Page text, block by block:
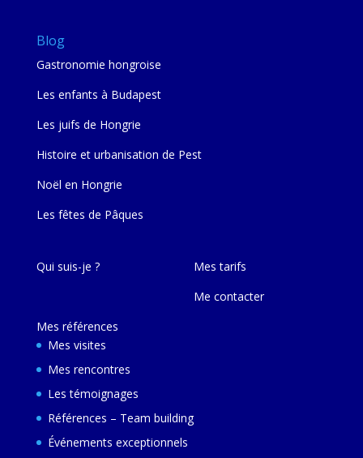
Blog
Gastronomie hongroise
Les enfants à Budapest
Les juifs de Hongrie
Histoire et urbanisation de Pest
Noël en Hongrie
Les fêtes de Pâques
Qui suis-je ?
Mes références
Mes visites
Mes rencontres
Les témoignages
Références – Team building
Événements exceptionnels
Mes tarifs
Me contacter